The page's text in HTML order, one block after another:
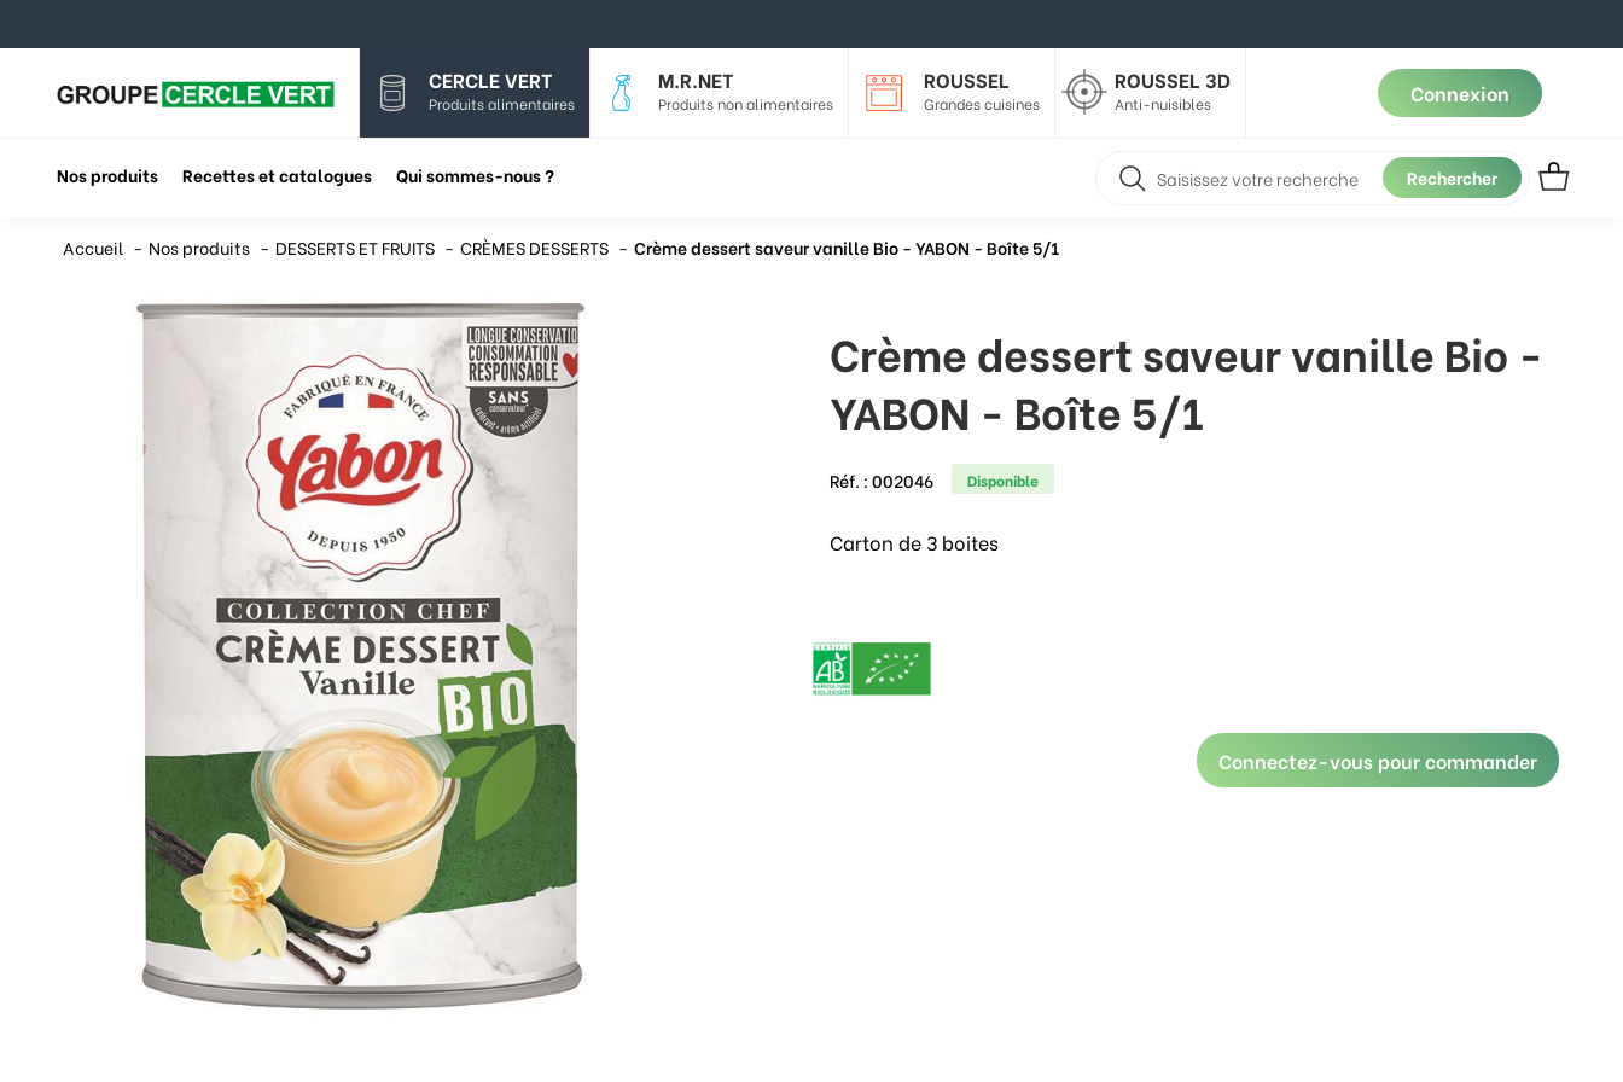
CERCLE VERT
Produits alimentaires
M.R.NET
Produits non alimentaires
ROUSSEL
Grandes cuisines
ROUSSEL 3D
Anti-nuisibles Connexion
Nos produits Recettes et catalogues Qui sommes-nous ? Rechercher
Accueil Nos produits DESSERTS ET FRUITS CRÈMES DESSERTS Crème dessert saveur vanille Bio - YABON - Boîte 5/1
Crème dessert saveur vanille Bio -
YABON - Boîte 5/1
Réf. :002046 Disponible
Carton de 3 boites
Connectez-vous pour commander